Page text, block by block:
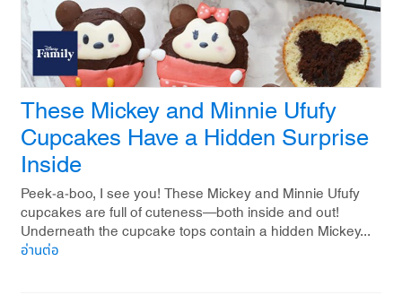
These Mickey and Minnie Ufufy
Cupcakes Have a Hidden Surprise
Inside
Peek-a-boo, I see you! These Mickey and Minnie Ufufy
cupcakes are full of cuteness—both inside and out!
Underneath the cupcake tops contain a hidden Mickey...
อ่านต่อ